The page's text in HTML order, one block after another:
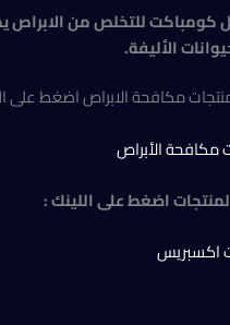
كومباكت للتخلص من الابراص
الأليفة.
مكافحة الابراص اضغط على
مكافحة الأبراص
اضغط على اللينك :
اكسبريس